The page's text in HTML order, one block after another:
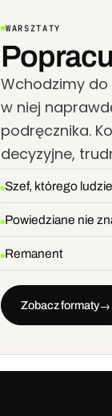
WARSZTATY
Wchodzimy
w niej
podręcznika.
decyzyjne,
Szef, którego
Powiedziane nie
Remanent
Zobacz formaty→